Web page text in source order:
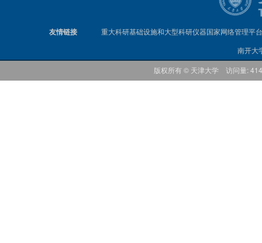
友情链接
重大科研基础设施和大型科研仪器国家网络管理平台
南开大
版权所有 © 天津大学 访问量: